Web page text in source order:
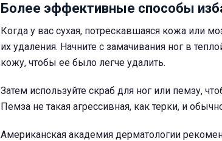
Более эффективные способы
Когда у вас сухая, потрескавшаяся кожа или
их удаления. Начните с замачивания ног в
кожу, чтобы ее было легче удалить.
Затем используйте скраб для ног или пемзу,
Пемза не такая агрессивная, как терки, и
Американская академия дерматологии